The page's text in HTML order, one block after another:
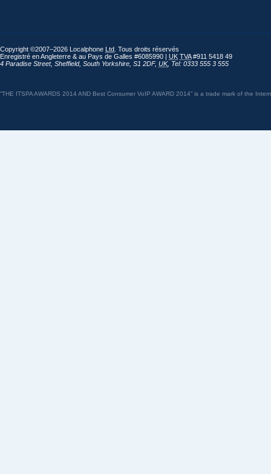
Copyright ©2007–2026 Localphone Ltd . Tous droits réservés
Enregistré en Angleterre & au Pays de Galles #6085990 | UK TVA#911 5418 49
4 Paradise Street, Sheffield, South Yorkshire S1 2DF, UK, Tel: 0333 555 3 555
“THE ITSPA AWARDS 2014 AND Best Consumer VoIP AWARD 2014” is a trade mark of the